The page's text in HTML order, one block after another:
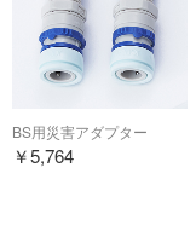
BS用災害アダプター
￥5,764